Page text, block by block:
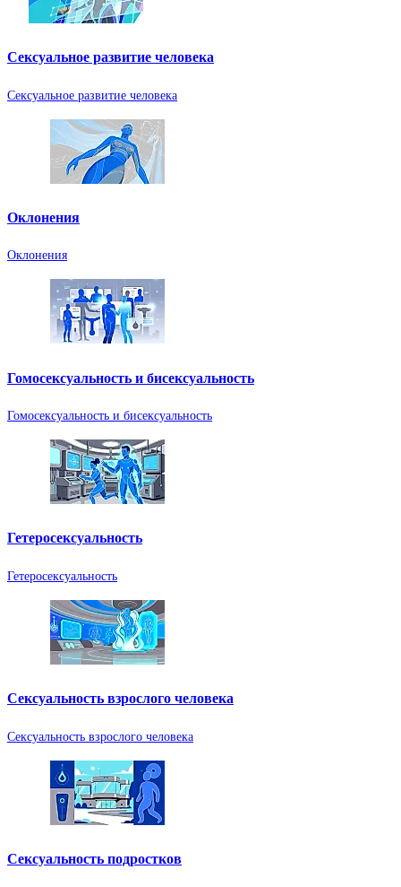
Сексуальное развитие человека
Сексуальное развитие человека
Оклонения
Оклонения
Гомосексуальность и бисексуальность
Гомосексуальность и бисексуальность
Гетеросексуальность
Гетеросексуальность
Сексуальность взрослого человека
Сексуальность взрослого человека
Сексуальность подростков